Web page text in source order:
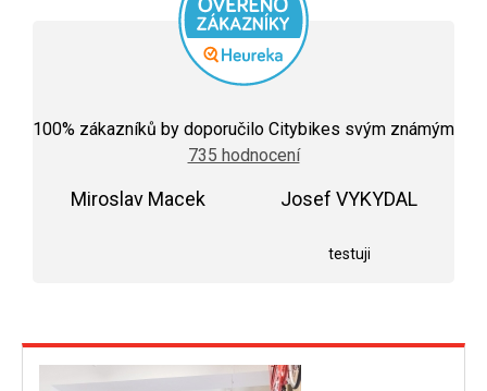
hodnocení
obchodu
je
100% zákazníků by doporučilo Citybikes svým známým
735 hodnocení
Miroslav Macek Josef VYKYDAL
testuji